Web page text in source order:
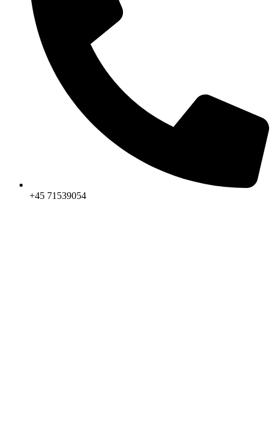
+45 71539054